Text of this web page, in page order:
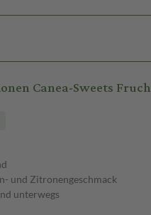
Canea-Sweets
und Zitronengeschmack
unterwegs